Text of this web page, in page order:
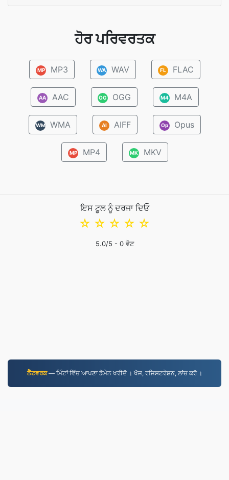
ਹੋਰ ਪਰਿਵਰਤਕ
MP MP3 WA WAV FL FLAC
AA AAC OG OGG M4 M4A
WM WMA AI AIFF Op Opus
MP MP4 MK MKV
ਇਸ ਟੂਲ ਨੂੰ ਦਰਜਾ ਦਿਓ
☆
☆
☆
☆
☆
5.0/5 - 0ਵੋਟ
ਨੈੱਟਵਰਕ— ਮਿੰਟਾਂ ਵਿੱਚ ਆਪਣਾ ਡੋਮੇਨ ਖਰੀਦੋ । ਖੋਜ, ਰਜਿਸਟਰੇਸ਼ਨ, ਲਾਂਚ ਕਰੋ ।